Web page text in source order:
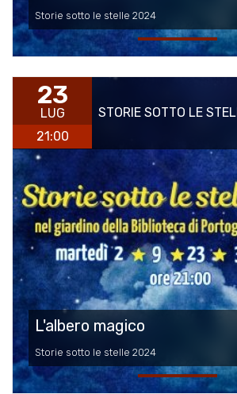
Storie sotto le stelle 2024
23
LUG
21:00
STORIE SOTTO LE
L'albero magico
Storie sotto le stelle 2024